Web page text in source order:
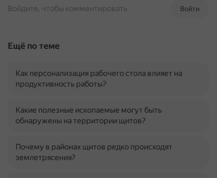
Войти
Войдите, чтобы комментировать
Ещё по теме
Как персонализация рабочего стола влияет на
продуктивность работы?
Какие полезные ископаемые могут быть
обнаружены на территории щитов?
Почему в районах щитов редко происходят
землетрясения?